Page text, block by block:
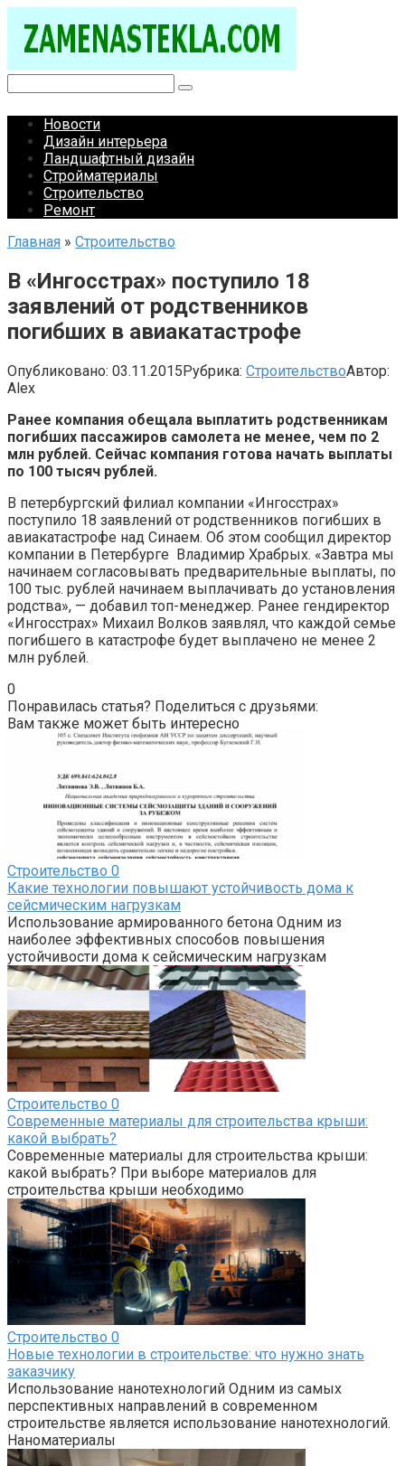
контенту
Новости
Дизайн интерьера
Ландшафтный дизайн
Стройматериалы
Строительство
Ремонт
Главная » Строительство
В «Ингосстрах» поступило 18
заявлений от родственников
погибших в авиакатастрофе
Опубликовано: 03.11.2015Рубрика: СтроительствоАвтор:
Alex
Ранее компания обещала выплатить родственникам
погибших пассажиров самолета не менее, чем по 2
млн рублей. Сейчас компания готова начать выплаты
по 100 тысяч рублей.
В петербургский филиал компании «Ингосстрах»
поступило 18 заявлений от родственников погибших в
авиакатастрофе над Синаем. Об этом сообщил директор
компании в Петербурге Владимир Храбрых. «Завтра мы
начинаем согласовывать предварительные выплаты, по
100 тыс. рублей начинаем выплачивать до установления
родства», — добавил топ-менеджер. Ранее гендиректор
«Ингосстрах» Михаил Волков заявлял, что каждой семье
погибшего в катастрофе будет выплачено не менее 2
млн рублей.
0
Понравилась статья? Поделиться с друзьями:
Вам также может быть интересно
Строительство 0
Какие технологии повышают устойчивость дома к
сейсмическим нагрузкам
Использование армированного бетона Одним из
наиболее эффективных способов повышения
устойчивости дома к сейсмическим нагрузкам
Строительство 0
Современные материалы для строительства крыши:
какой выбрать?
Современные материалы для строительства крыши:
какой выбрать? При выборе материалов для
строительства крыши необходимо
Строительство 0
Новые технологии в строительстве: что нужно знать
заказчику
Использование нанотехнологий Одним из самых
перспективных направлений в современном
строительстве является использование нанотехнологий.
Наноматериалы